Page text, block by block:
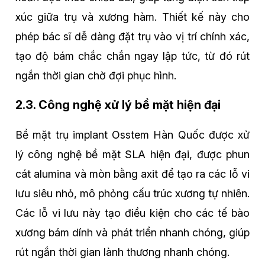
xúc giữa trụ và xương hàm. Thiết kế này cho
phép bác sĩ dễ dàng đặt trụ vào vị trí chính xác,
tạo độ bám chắc chắn ngay lập tức, từ đó rút
ngắn thời gian chờ đợi phục hình.
2.3. Công nghệ xử lý bề mặt hiện đại
Bề mặt trụ implant Osstem Hàn Quốc được xử
lý công nghệ bề mặt SLA hiện đại, được phun
cát alumina và mòn bằng axit để tạo ra các lỗ vi
lưu siêu nhỏ, mô phỏng cấu trúc xương tự nhiên.
Các lỗ vi lưu này tạo điều kiện cho các tế bào
xương bám dính và phát triển nhanh chóng, giúp
rút ngắn thời gian lành thương nhanh chóng.